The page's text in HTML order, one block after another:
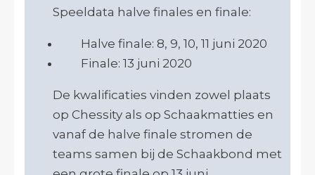
Speeldata halve finales en finale:
Halve finale: 8, 9, 10, 11 juni 2020
Finale: 13 juni 2020
De kwalificaties vinden zowel plaats
op Chessity als op Schaakmatties en
vanaf de halve finale stromen de
teams samen bij de Schaakbond met